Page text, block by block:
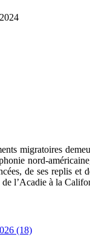
migratoires
nord-
de ses replis
l’Acadie à la
(18)